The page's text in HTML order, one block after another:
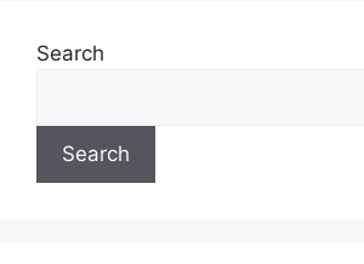
Search
Search